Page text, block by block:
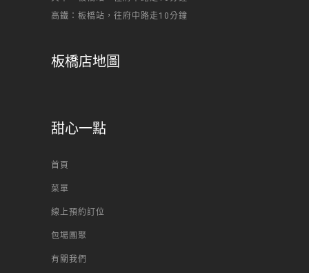
高鐵：板橋站，往府中路走10分鐘
板橋店地圖
甜心一點
首頁
菜單
線上預約訂位
包場團聚
有關我們